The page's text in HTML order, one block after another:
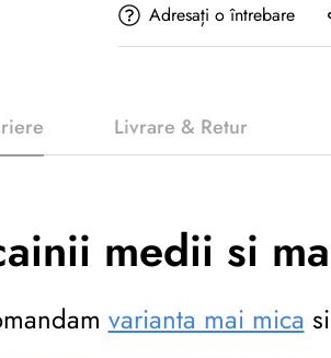
Adresați o întrebare
Livrare & Retur
medii si
varianta mai mica